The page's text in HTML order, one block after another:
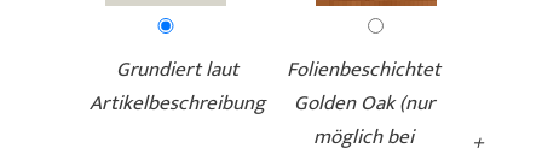
Grundiert laut
Artikelbeschreibung
Folienbeschichtet
Golden Oak (nur
möglich bei